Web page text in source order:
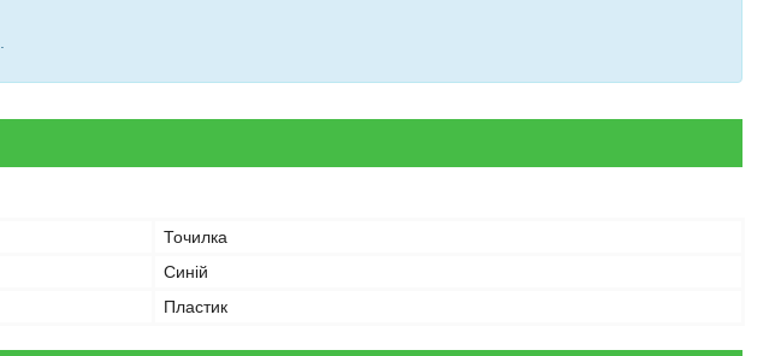
Точилка
Синій
Пластик